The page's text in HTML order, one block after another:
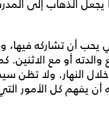
يجعل الذهاب إلى
أن تشاركه فيها،
أو مع الاثنين.
النهار. ولا تظن
يفهم كل الأمور